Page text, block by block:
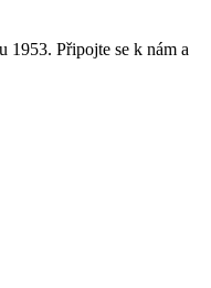
1953. Připojte se k nám a